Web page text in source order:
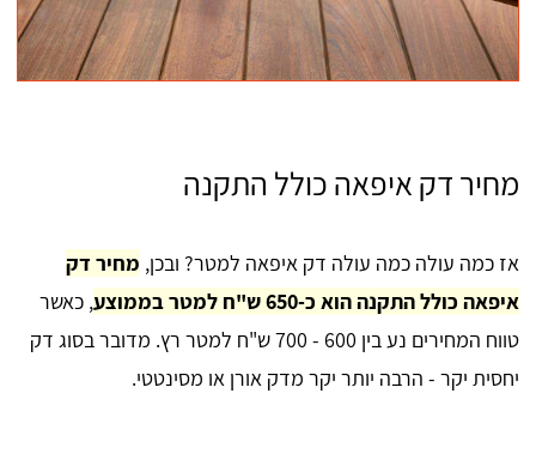
מחיר דק איפאה כולל התקנה
אז כמה עולה כמה עולה דק איפאה למטר? ובכן, מחיר דק
איפאה כולל התקנה הוא כ-650 ש"ח למטר בממוצע
, כאשר
טווח המחירים נע בין 600 - 700 ש"ח למטר רץ. מדובר בסוג דק
יחסית יקר - הרבה יותר יקר מדק אורן או מסינטטי.